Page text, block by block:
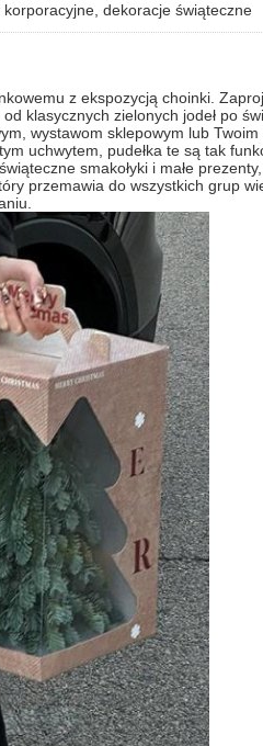
dekoracje świąteczne
z ekspozycją choinki.
klasycznych zielonych jodeł po
wystawom sklepowym lub
uchwytem, pudełka te są tak
smakołyki i małe
przemawia do wszystkich grup